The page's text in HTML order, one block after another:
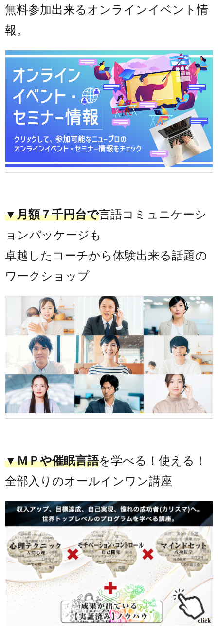
無料参加出来るオンラインイベント情
報。
▼月額７千円台で言語コミュニケーシ
ョンパッケージも
卓越したコーチから体験出来る話題の
ワークショップ
▼ＭＰや催眠言語を学べる！使える！
全部入りのオールインワン講座